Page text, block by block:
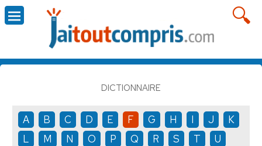
DICTIONNAIRE
A B C D E F G H I J
K
L
M N O P Q R S T
U